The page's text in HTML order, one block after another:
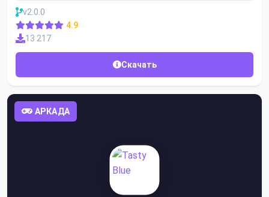
v2.0.0
4.9
13 217
Скачать
АРКАДА